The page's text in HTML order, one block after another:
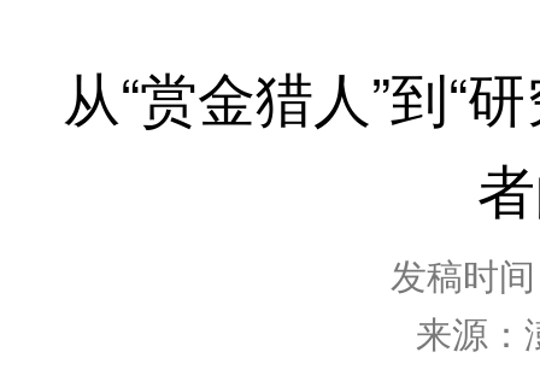
从“赏金猎人”到“
发稿时
来源：